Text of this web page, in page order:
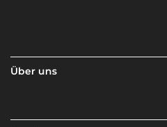
Über uns